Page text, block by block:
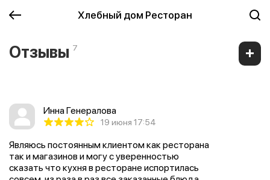
Хлебный дом Ресторан
Отзывы 7
Инна Генералова
19 июня 17:54
Являюсь постоянным клиентом как ресторана
так и магазинов и могу с уверенностью
сказать что кухня в ресторане испортилась